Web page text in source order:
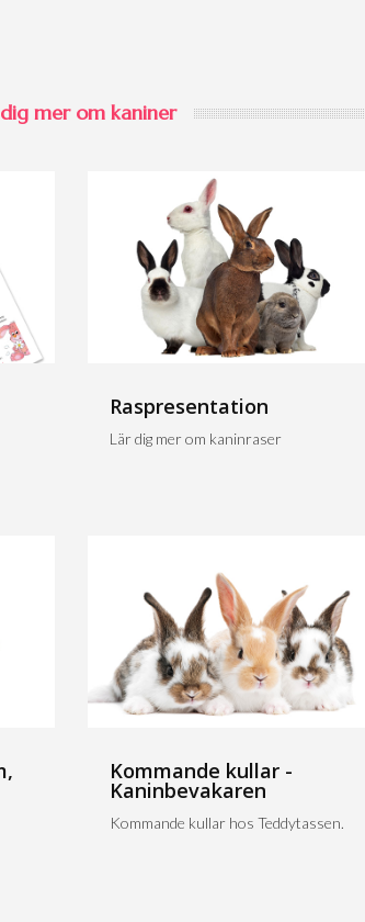
mer om kaniner
Raspresentation
Lär dig mer om kaninraser
Kommande kullar -
Kaninbevakaren
Kommande kullar hos Teddytassen.